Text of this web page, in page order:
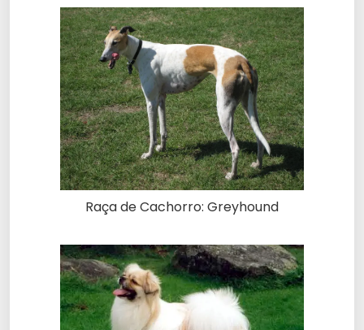
Raça de Cachorro: Greyhound